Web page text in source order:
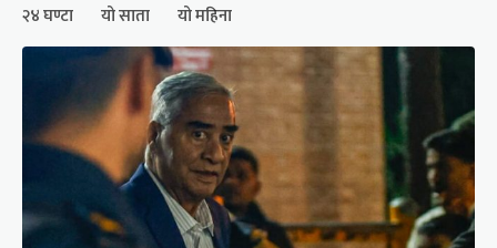
२४ घण्टा यो साता यो महिना